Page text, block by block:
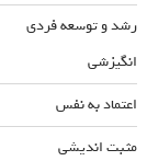
رشد و توسعه فردی
انگیزشی
اعتماد به نفس
مثبت اندیشی